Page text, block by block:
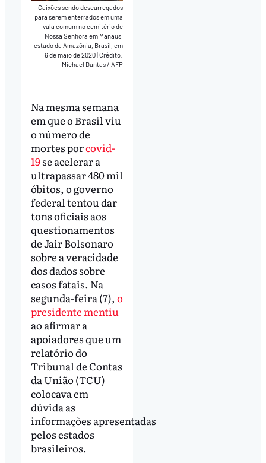
Caixões sendo descarregados
para serem enterrados em uma
vala comum no cemitério de
Nossa Senhora em Manaus,
estado da Amazônia, Brasil, em
6 de maio de 2020 Crédito:
Michael Dantas / AFP
Na mesma semana
em que o Brasil viu
o número de
mortes porcovid-
19se acelerar a
ultrapassar 480 mil
óbitos, o governo
federal tentou dar
tons oficiais aos
questionamentos
de Jair Bolsonaro
sobre a veracidade
dos dados sobre
casos fatais. Na
segunda-feira (7), o
presidente mentiu
ao afirmar a
apoiadores que um
relatório do
Tribunal de Contas
da União (TCU)
colocava em
dúvida as
informações apresentadas
pelos estados
brasileiros.